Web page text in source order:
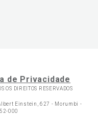
de Privacidade
OS DIREITOS RESERVADOS
Einstein, 627 - Morumbi -
000